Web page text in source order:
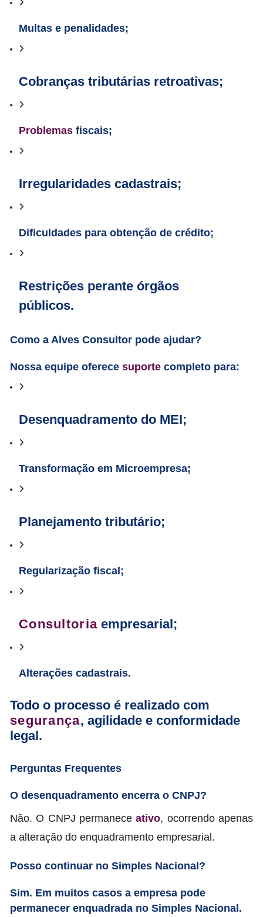
Multas e penalidades;
Cobranças tributárias retroativas;
Problemasfiscais;
Irregularidades cadastrais;
Dificuldades para obtenção de crédito;
Restrições perante órgãos
públicos.
Como a Alves Consultor pode ajudar?
Nossa equipe oferece suportecompleto para:
Desenquadramento do MEI;
Transformação em Microempresa;
Planejamento tributário;
Regularização fiscal;
Consultoria empresarial;
Alterações cadastrais.
Todo o processo é realizado com
segurança, agilidade e conformidade
legal.
Perguntas Frequentes
O desenquadramento encerra o CNPJ?
Não. O CNPJ permaneceativo, ocorrendo apenas
a alteração do enquadramento empresarial.
Posso continuar no Simples Nacional?
Sim. Em muitos casos a empresa pode
permanecer enquadrada no Simples Nacional.